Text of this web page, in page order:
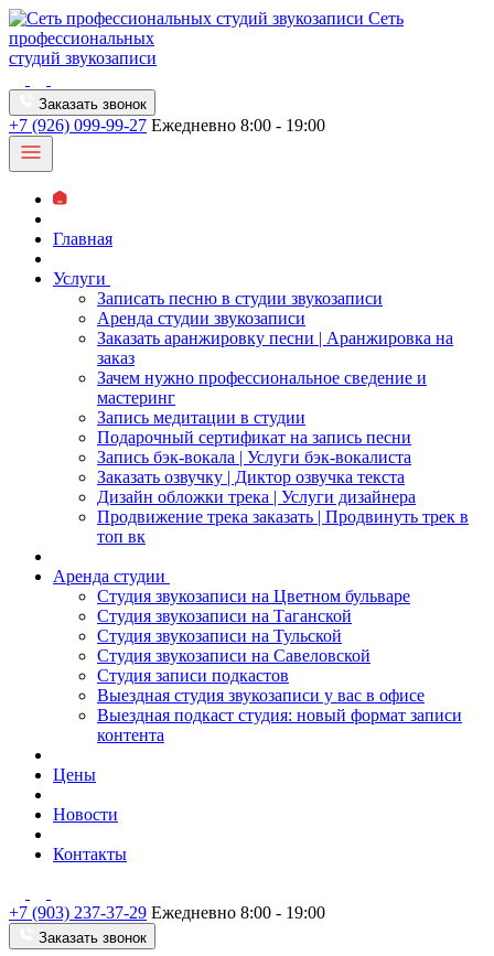
Сеть
профессиональных
студий звукозаписи
Заказать звонок
+7 (926) 099-99-27 Ежедневно 8:00 - 19:00
Главная
Услуги
Записать песню в студии звукозаписи
Аренда студии звукозаписи
Заказать аранжировку песни | Аранжировка на
заказ
Зачем нужно профессиональное сведение и
мастеринг
Запись медитации в студии
Подарочный сертификат на запись песни
Запись бэк-вокала | Услуги бэк-вокалиста
Заказать озвучку | Диктор озвучка текста
Дизайн обложки трека | Услуги дизайнера
Продвижение трека заказать | Продвинуть трек в
топ вк
Аренда студии
Студия звукозаписи на Цветном бульваре
Студия звукозаписи на Таганской
Студия звукозаписи на Тульской
Студия звукозаписи на Савеловской
Студия записи подкастов
Выездная студия звукозаписи у вас в офисе
Выездная подкаст студия: новый формат записи
контента
Цены
Новости
Контакты
+7 (903) 237-37-29 Ежедневно 8:00 - 19:00
Заказать звонок